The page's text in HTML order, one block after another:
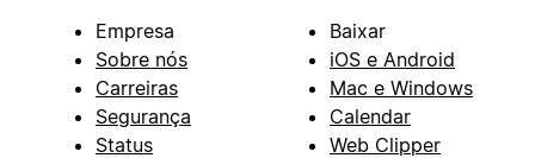
Empresa
Sobre nós
Carreiras
Segurança
Status
Baixar
iOS e Android
Mac e Windows
Calendar
Web Clipper